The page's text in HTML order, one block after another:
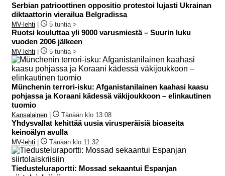
Serbian patrioottinen oppositio protestoi lujasti Ukrainan
diktaattorin vierailua Belgradissa
MV-lehti | 5 tuntia >
Ruotsi kouluttaa yli 9000 varusmiestä – Suurin luku
vuoden 2006 jälkeen
MV-lehti | 5 tuntia >
Münchenin terrori-isku: Afganistanilainen kaahasi kaasu
pohjassa ja Koraani kädessä väkijoukkoon – elinkautinen
tuomio
Kansalainen | Tänään klo 13:08
Yhdysvallat kehittää uusia virusperäisiä bioaseita
keinoälyn avulla
MV-lehti | Tänään klo 11:32
Tiedusteluraportti: Mossad sekaantui Espanjan